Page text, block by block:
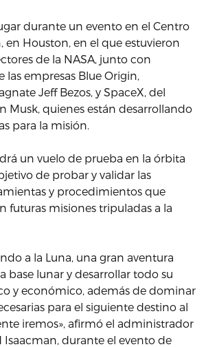
durante un evento en el Centro
en Houston, en el que estuvieron
de la NASA, junto con
las empresas Blue Origin,
Jeff Bezos, y SpaceX, del
Musk, quienes están desarrollando
para la misión.
un vuelo de prueba en la órbita
de probar y validar las
y procedimientos que
futuras misiones tripuladas a la
a la Luna, una gran aventura
base lunar y desarrollar todo su
y económico, además de dominar
para el siguiente destino al
iremos», afirmó el administrador
Isaacman, durante el evento de